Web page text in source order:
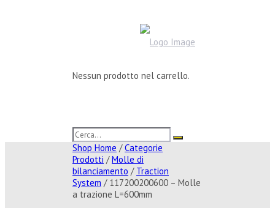
Nessun prodotto nel carrello.
Shop Home /Categorie
Prodotti /Molle di
bilanciamento / Traction
System / 117200200600 – Molle
a trazione L=600mm